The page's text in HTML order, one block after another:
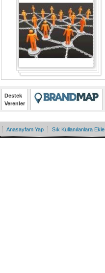
Destek
Verenler
Anasayfam Yap Sık Kullanılanlara Ekle